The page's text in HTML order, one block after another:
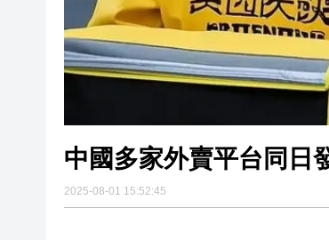
中國多家外賣平台同日
2025-08-01 15:52:45